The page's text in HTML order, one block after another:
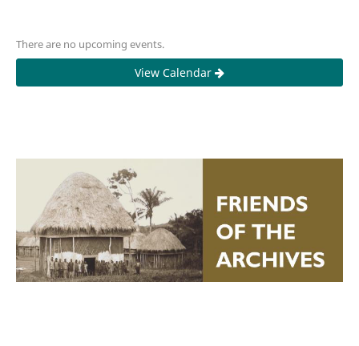
There are no upcoming events.
View Calendar